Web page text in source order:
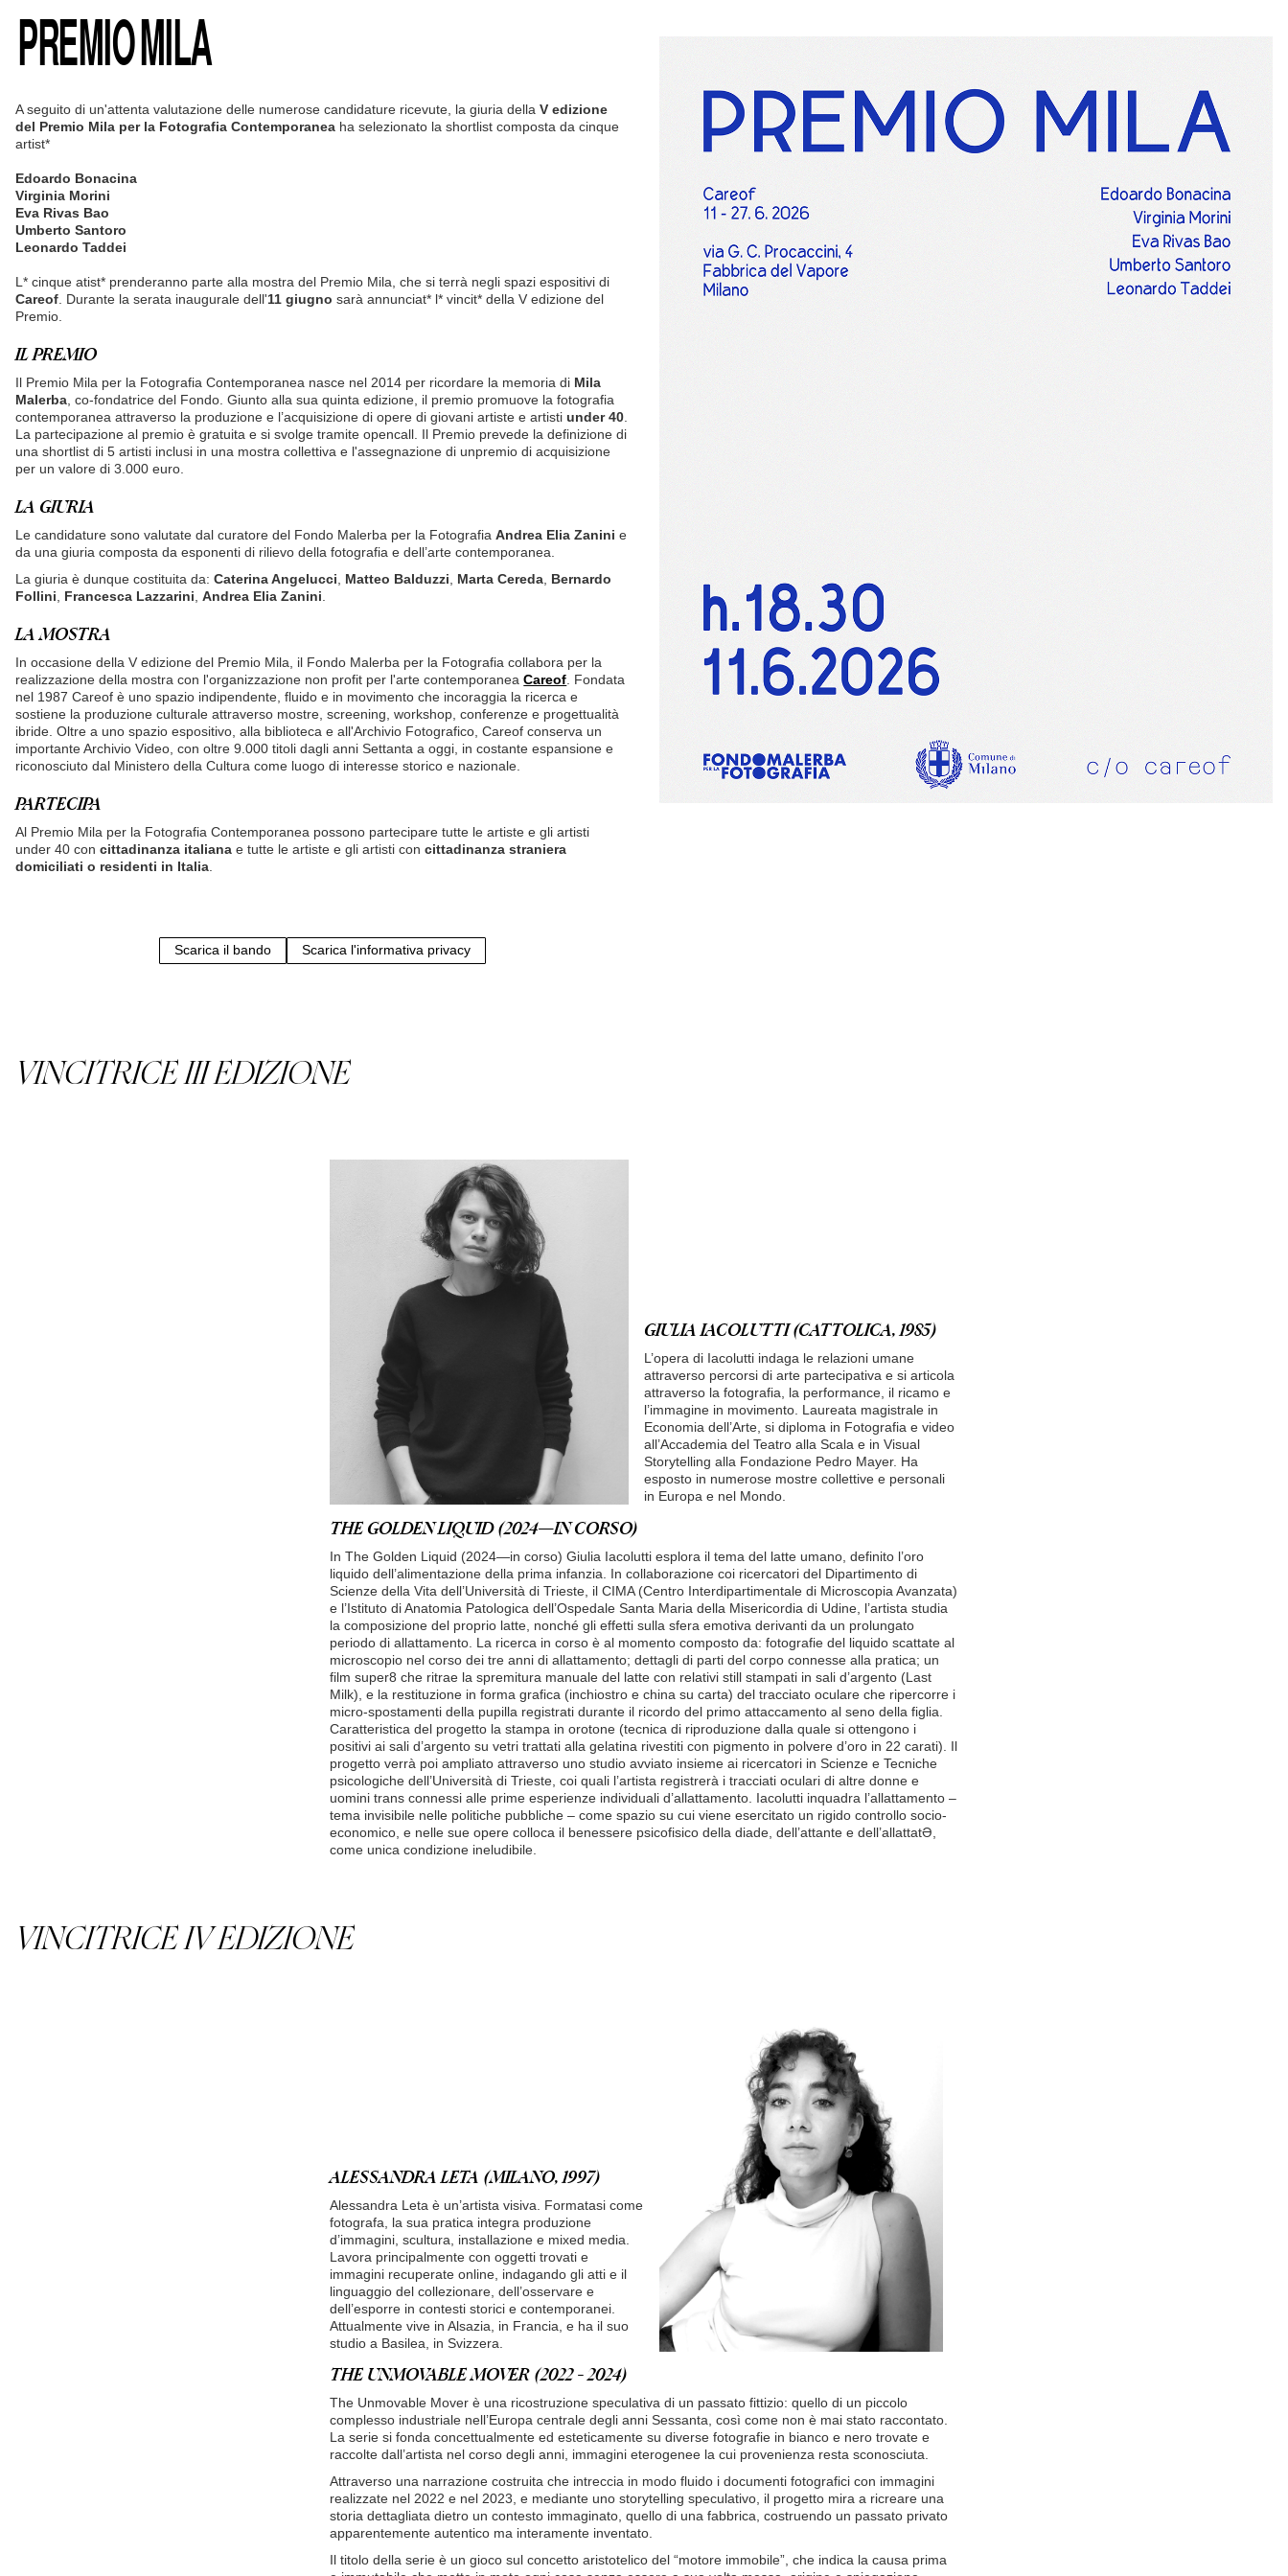
PREMIO MILA
A seguito di un'attenta valutazione delle numerose candidature ricevute, la giuria dellaV edizione
del Premio Mila per la Fotografia Contemporanea ha selezionato la shortlist composta da cinque
artist*
Edoardo Bonacina
Virginia Morini
Eva Rivas Bao
Umberto Santoro
Leonardo Taddei
L* cinque atist* prenderanno parte alla mostra del Premio Mila, che si terrà negli spazi espositivi di
Careof . Durante la serata inaugurale dell'11 giugno sarà annunciat* l* vincit* della V edizione del
Premio.
IL PREMIO
Il Premio Mila per la Fotografia Contemporanea nasce nel 2014 per ricordare la memoria di Mila
Malerba , co-fondatrice del Fondo. Giunto alla sua quinta edizione, il premio promuove la fotografia
contemporanea attraverso la produzione e l’acquisizione di opere di giovani artiste e artistiunder 40
La partecipazione al premio è gratuita e si svolge tramite opencall. Il Premio prevede la definizione di
una shortlist di 5 artisti inclusi in una mostra collettiva e l'assegnazione di unpremio di acquisizione
per un valore di 3.000 euro.
LA GIURIA
Le candidature sono valutate dal curatore del Fondo Malerba per la FotografiaAndrea Elia Zanini e
da una giuria composta da esponenti di rilievo della fotografia e dell’arte contemporanea.
La giuria è dunque costituita da:Caterina Angelucci Matteo Balduzzi Marta Cereda Bernardo
Follini
Francesca Lazzarini ,Andrea Elia Zanini
LA MOSTRA
In occasione della V edizione del Premio Mila, il Fondo Malerba per la Fotografia collabora per la
realizzazione della mostra con l'organizzazione non profit per l'arte contemporaneaCareof . Fondata
nel 1987 Careof è uno spazio indipendente, fluido e in movimento che incoraggia la ricerca e
sostiene la produzione culturale attraverso mostre, screening, workshop, conferenze e progettualità
ibride. Oltre a uno spazio espositivo, alla biblioteca e all'Archivio Fotografico, Careof conserva un
importante Archivio Video, con oltre 9.000 titoli dagli anni Settanta a oggi, in costante espansione e
riconosciuto dal Ministero della Cultura come luogo di interesse storico e nazionale.
PARTECIPA
Al Premio Mila per la Fotografia Contemporanea possono partecipare tutte le artiste e gli artisti
under 40 concittadinanza italiana e tutte le artiste e gli artisti concittadinanza straniera
domiciliati o residenti in Italia
Scarica il bando Scarica l'informativa privacy
VINCITRICE III EDIZIONE
GIULIA IACOLUTTI (CATTOLICA, 1985)
L’opera di Iacolutti indaga le relazioni umane
attraverso percorsi di arte partecipativa e si articola
attraverso la fotografia, la performance, il ricamo e
l’immagine in movimento. Laureata magistrale in
Economia dell’Arte, si diploma in Fotografia e video
all’Accademia del Teatro alla Scala e in Visual
Storytelling alla Fondazione Pedro Mayer. Ha
esposto in numerose mostre collettive e personali
in Europa e nel Mondo.
THE GOLDEN LIQUID (2024—IN CORSO)
In The Golden Liquid (2024—in corso) Giulia Iacolutti esplora il tema del latte umano, definito l’oro
liquido dell’alimentazione della prima infanzia. In collaborazione coi ricercatori del Dipartimento di
Scienze della Vita dell’Università di Trieste, il CIMA (Centro Interdipartimentale di Microscopia Avanzata)
e l’Istituto di Anatomia Patologica dell’Ospedale Santa Maria della Misericordia di Udine, l’artista studia
la composizione del proprio latte, nonché gli effetti sulla sfera emotiva derivanti da un prolungato
periodo di allattamento. La ricerca in corso è al momento composto da: fotografie del liquido scattate al
microscopio nel corso dei tre anni di allattamento; dettagli di parti del corpo connesse alla pratica; un
film super8 che ritrae la spremitura manuale del latte con relativi still stampati in sali d’argento (Last
Milk), e la restituzione in forma grafica (inchiostro e china su carta) del tracciato oculare che ripercorre i
micro-spostamenti della pupilla registrati durante il ricordo del primo attaccamento al seno della figlia.
Caratteristica del progetto la stampa in orotone (tecnica di riproduzione dalla quale si ottengono i
positivi ai sali d’argento su vetri trattati alla gelatina rivestiti con pigmento in polvere d’oro in 22 carati). Il
progetto verrà poi ampliato attraverso uno studio avviato insieme ai ricercatori in Scienze e Tecniche
psicologiche dell’Università di Trieste, coi quali l’artista registrerà i tracciati oculari di altre donne e
uomini trans connessi alle prime esperienze individuali d’allattamento. Iacolutti inquadra l’allattamento –
tema invisibile nelle politiche pubbliche – come spazio su cui viene esercitato un rigido controllo socio-
economico, e nelle sue opere colloca il benessere psicofisico della diade, dell’attante e dell’allattatƏ,
come unica condizione ineludibile.
VINCITRICE IV EDIZIONE
ALESSANDRA LETA (MILANO, 1997)
Alessandra Leta è un’artista visiva. Formatasi come
fotografa, la sua pratica integra produzione
d’immagini, scultura, installazione e mixed media.
Lavora principalmente con oggetti trovati e
immagini recuperate online, indagando gli atti e il
linguaggio del collezionare, dell’osservare e
dell’esporre in contesti storici e contemporanei.
Attualmente vive in Alsazia, in Francia, e ha il suo
studio a Basilea, in Svizzera.
THE UNMOVABLE MOVER (2022 - 2024)
The Unmovable Mover è una ricostruzione speculativa di un passato fittizio: quello di un piccolo
complesso industriale nell’Europa centrale degli anni Sessanta, così come non è mai stato raccontato.
La serie si fonda concettualmente ed esteticamente su diverse fotografie in bianco e nero trovate e
raccolte dall’artista nel corso degli anni, immagini eterogenee la cui provenienza resta sconosciuta.
Attraverso una narrazione costruita che intreccia in modo fluido i documenti fotografici con immagini
realizzate nel 2022 e nel 2023, e mediante uno storytelling speculativo, il progetto mira a ricreare una
storia dettagliata dietro un contesto immaginato, quello di una fabbrica, costruendo un passato privato
apparentemente autentico ma interamente inventato.
Il titolo della serie è un gioco sul concetto aristotelico del “motore immobile”, che indica la causa prima